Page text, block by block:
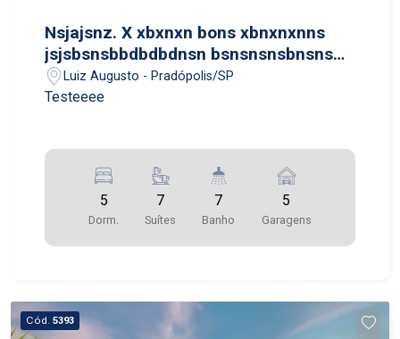
Nsjajsnz. X xbxnxn bons xbnxnxnns
jsjsbsnsbbdbdbdnsn bsnsnsnsbnsns
jsjsjsnndnsndndn jsjsjsnndns
Luiz Augusto - Pradópolis/SP
Testeeee
5
Dorm.
7
Suítes
7
Banho
5
Garagens
Cód. 5393